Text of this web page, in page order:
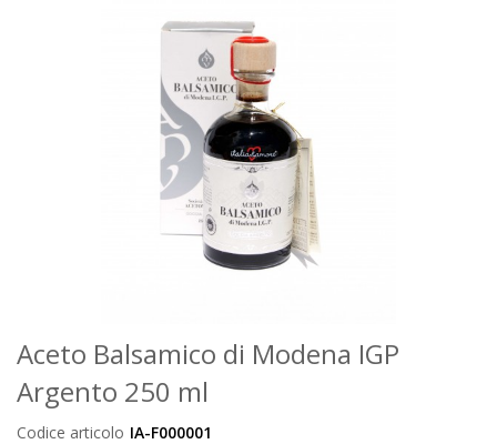
Aceto Balsamico di Modena IGP
Argento 250 ml
Codice articolo IA-F000001